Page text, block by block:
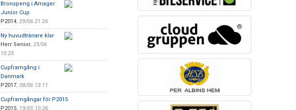
Bronspeng i Amager
Junior Cup
P2014, 29/06 21:26
Ny huvudtränare klar
Herr Senior, 23/06
10:23
Cupframgång i
Danmark
P2017, 08/06 13:11
Cupframgångar för P2015
P2015, 19/05 10:26